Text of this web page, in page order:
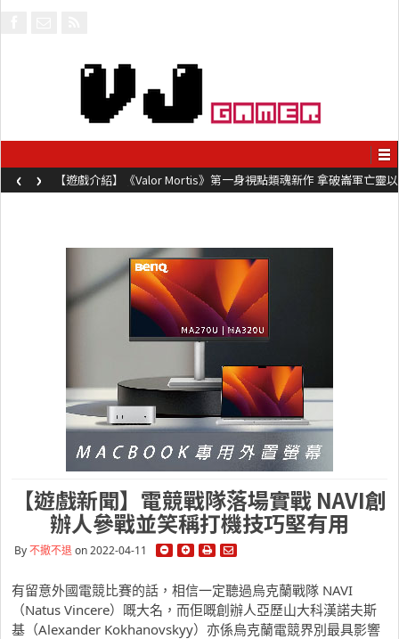
【遊戲介紹】《Valor Mortis》第一身視點類魂新作 拿破崙軍亡靈以
槍械劍與魔法殺敵
‹ ›
【遊戲新聞】電競戰隊落場實戰 NAVI創
辦人參戰並笑稱打機技巧堅有用
By不撤不退 on 2022-04-11
有留意外國電競比賽的話，相信一定聽過烏克蘭戰隊 NAVI
（Natus Vincere）嘅大名，而佢嘅創辦人亞歷山大科漢諾夫斯
基（Alexander Kokhanovskyy）亦係烏克蘭電競界別最具影響